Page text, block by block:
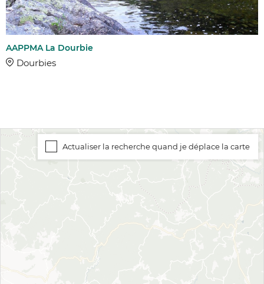
AAPPMA La Dourbie
Dourbies
Actualiser la recherche quand je déplace la carte